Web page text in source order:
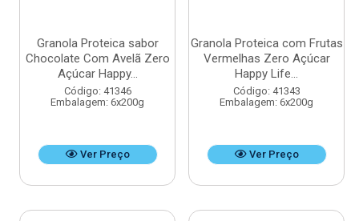
Granola Proteica sabor
Chocolate Com Avelã Zero
Açúcar Happy...
Código: 41346
Embalagem: 6x200g
Ver Preço
Granola Proteica com Frutas
Vermelhas Zero Açúcar
Happy Life...
Código: 41343
Embalagem: 6x200g
Ver Preço